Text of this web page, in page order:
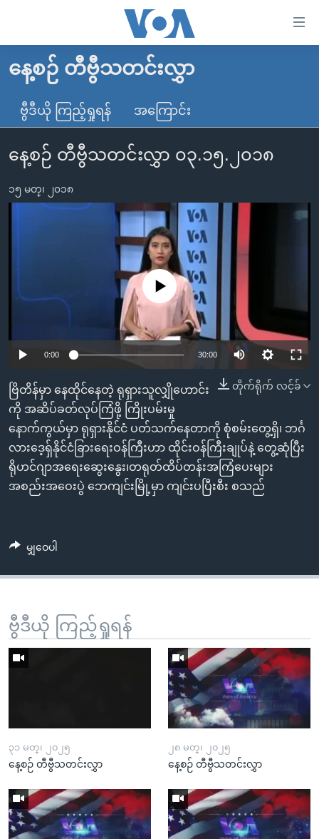
လွယ်ကူ
သည့်
များ
ပင်မ
အကြောင်းအရာ
ပင်မ
ညွန်း
စာမျက်နှာ
သို့
ကျော်
ကြည့်
ရှာဖွေ
ရန်
မူလစာမျက်နှာ
မြန်မာ
ကမ္ဘာ့သတင်းများ
နိုင်ငံတကာ
တရုတ်
ဗွီဒီယို
ရပ်ဝန်းတခု လမ်းတခု အလွန်
မကြေးမုံရဲ့ အင်္ဂလိပ်စာ
ရုပ်ရှင်ထဲက အင်္ဂလိပ်စာ
သုတပဒေသာ အင်္ဂလိပ်စာ
ရေဒီယိုနှင့်ရုပ်သံ အချက်အလက်များ
ရေဒီယို/တီဗွီအစီအစဉ်
Learning English
ဗွီအိုအေ လူမှုကွန်ယက်များ
ဘာသာစကားများ
နေ့စဉ် တီဗွီသတင်းလွှာ
ဗွီဒီယို ကြည့်ရှုရန် အကြောင်း
နေ့စဉ် တီဗွီသတင်းလွှာ ၀၃.၁၅.၂၀၁၈
၁၅ မတ္၊ ၂၀၁၈
No media source currently available
0:00 30:00
တိုက်ရိုက် လင့်ခ်
ဗြိတိန်မှာ နေထိုင်နေတဲ့ ရုရှားသူလျှိုဟောင်း
ကို အဆိပ်ခတ်လုပ်ကြံဖို့ ကြိုးပမ်းမှု
နောက်ကွယ်မှာ ရုရှားနိုင်ငံ ပတ်သက်နေတာကို စုံစမ်းတွေ့ရှိ၊ ဘင်္ဂ
လားဒေ့ရှ်နိုင်ငံခြားရေးဝန်ကြီးဟာ ထိုင်းဝန်ကြီးချုပ်နဲ့ တွေ့ဆုံပြီး
ရိုဟင်ဂျာအရေးဆွေးနွေး၊တရုတ်ထိပ်တန်းအကြံပေးများ
အစည်းအဝေးပွဲ ဘေကျင်းမြို့မှာ ကျင်းပပြီးစီး စသည်
မျှဝေပါ
ဗွီဒီယို ကြည့်ရှုရန်
၃၁ မတ္၊ ၂၀၂၅
နေ့စဉ် တီဗွီသတင်းလွှာ
၂၈ မတ္၊ ၂၀၂၅
နေ့စဉ် တီဗွီသတင်းလွှာ